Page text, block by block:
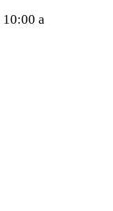
10:00 a